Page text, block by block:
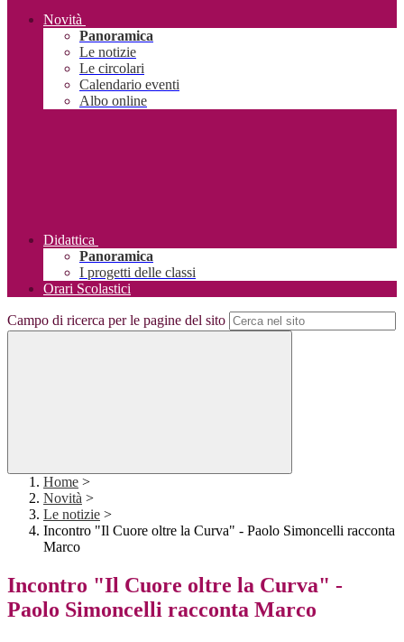
Novità
Panoramica
Le notizie
Le circolari
Calendario eventi
Albo online
Didattica
Panoramica
I progetti delle classi
Orari Scolastici
Campo di ricerca per le pagine del sito
Home >
Novità >
Le notizie >
Incontro "Il Cuore oltre la Curva" - Paolo Simoncelli racconta
Marco
Incontro "Il Cuore oltre la Curva" -
Paolo Simoncelli racconta Marco